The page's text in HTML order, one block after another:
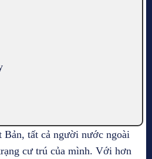
Bản, tất cả người nước ngoài
cư trú của mình. Với hơn